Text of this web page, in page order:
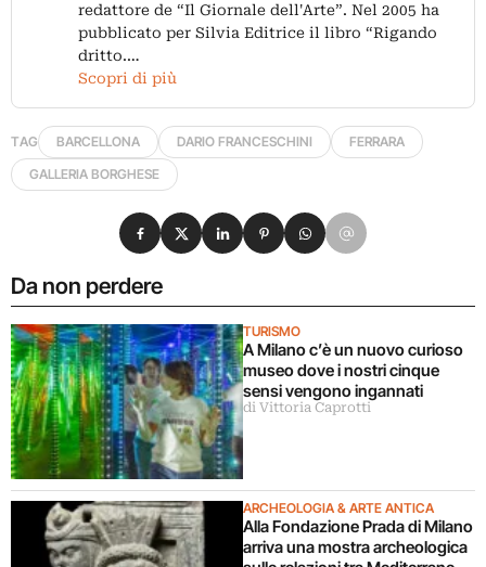
redattore de “Il Giornale dell'Arte”. Nel 2005 ha
pubblicato per Silvia Editrice il libro “Rigando
dritto.…
Scopri di più
TAG BARCELLONA DARIO FRANCESCHINI
FERRARA
GALLERIA BORGHESE
Da non perdere
TURISMO
A Milano c’è un nuovo curioso
museo dove i nostri cinque
sensi vengono ingannati
di Vittoria Caprotti
ARCHEOLOGIA & ARTE ANTICA
Alla Fondazione Prada di Milano
arriva una mostra archeologica
Condividi su Facebook
Condividi su X
Condividi su LinkedIn
Condividi su Pinterest
Condividi su WhatsApp
Condividi su Email